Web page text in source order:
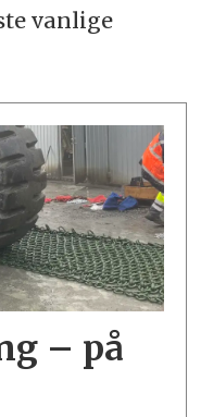
vanlige
– på